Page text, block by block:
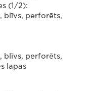
(1/2):
blīvs, perforēts,
blīvs, perforēts,
lapas